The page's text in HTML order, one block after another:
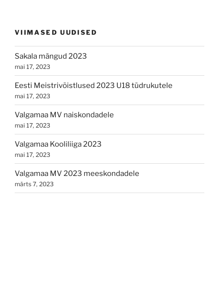
VIIMASED UUDISED
Sakala mängud 2023
mai 17, 2023
Eesti Meistrivõistlused 2023 U18 tüdrukutele
mai 17, 2023
Valgamaa MV naiskondadele
mai 17, 2023
Valgamaa Kooliliiga 2023
mai 17, 2023
Valgamaa MV 2023 meeskondadele
märts 7, 2023